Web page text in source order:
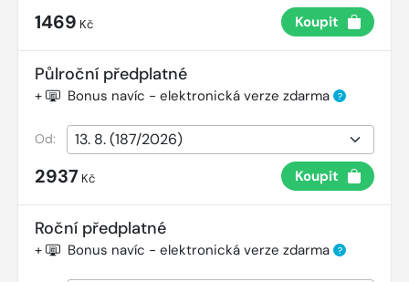
1469 Kč Koupit
Půlroční předplatné
+ Bonus navíc - elektronická verze zdarma ?
Od:
2937 Kč Koupit
Roční předplatné
+ Bonus navíc - elektronická verze zdarma ?